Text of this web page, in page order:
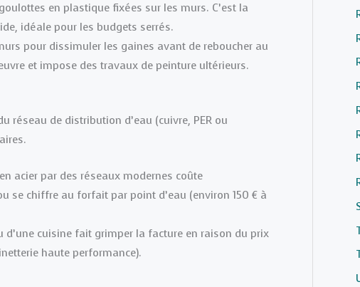
en plastique fixées sur les murs. C’est la
idéale pour les budgets serrés.
pour dissimuler les gaines avant de reboucher au
et impose des travaux de peinture ultérieurs.
de distribution d’eau (cuivre, PER ou
acier par des réseaux modernes coûte
se chiffre au forfait par point d’eau (environ 150 € à
d’une cuisine fait grimper la facture en raison du prix
haute performance).